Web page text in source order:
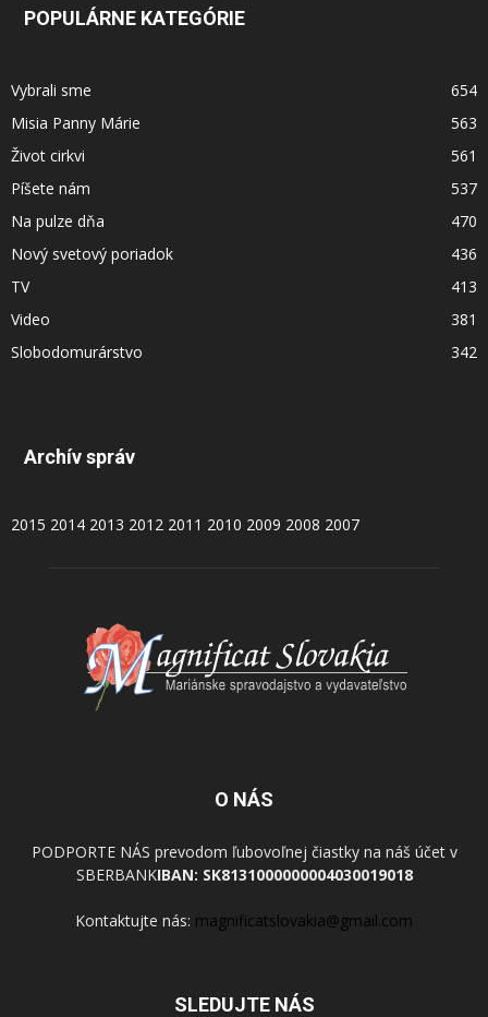
POPULÁRNE KATEGÓRIE
Vybrali sme
654
Misia Panny Márie
563
Život cirkvi
561
Píšete nám
537
Na pulze dňa
470
Nový svetový poriadok
436
TV
413
Video
381
Slobodomurárstvo
342
Archív správ
2015 2014 2013 2012 2011 2010 2009 2008 2007
O NÁS
PODPORTE NÁS prevodom ľubovoľnej čiastky na náš účet v
SBERBANKIBAN: SK8131000000004030019018
Kontaktujte nás: magnificatslovakia@gmail.com
SLEDUJTE NÁS